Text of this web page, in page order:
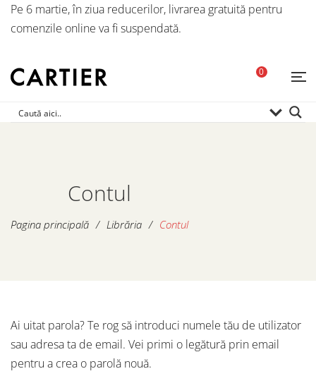
Pe 6 martie, în ziua reducerilor, livrarea gratuită pentru
comenzile online va fi suspendată.
0
Contul
Pagina principală / Librăria / Contul
Ai uitat parola? Te rog să introduci numele tău de utilizator
sau adresa ta de email. Vei primi o legătură prin email
pentru a crea o parolă nouă.